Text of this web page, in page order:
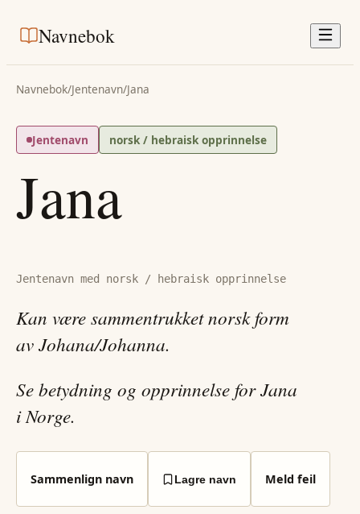
Navnebok
Navnebok/Jentenavn/Jana
Jentenavn norsk / hebraisk opprinnelse
Jana
Jentenavn med norsk / hebraisk opprinnelse
Kan være sammentrukket norsk form
av Johana/Johanna.
Se betydning og opprinnelse for Jana
i Norge.
Sammenlign navn Lagre navn Meld feil